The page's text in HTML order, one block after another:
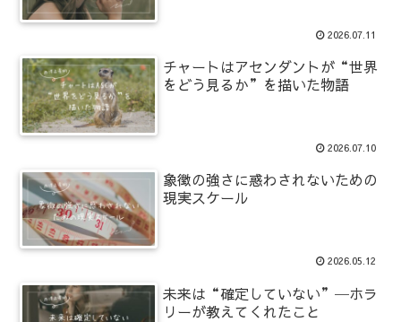
2026.07.11
チャートはアセンダントが“世界
をどう見るか”を描いた物語
2026.07.10
象徴の強さに惑わされないための
現実スケール
2026.05.12
未来は“確定していない”─ホラ
リーが教えてくれたこと